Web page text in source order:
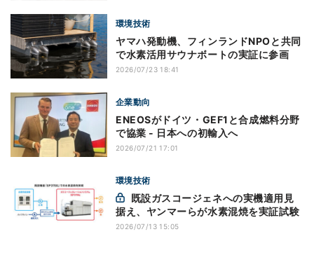
環境技術
ヤマハ発動機、フィンランドNPOと共同
で水素活用サウナボートの実証に参画
2026/07/23 18:41
企業動向
ENEOSがドイツ・GEF1と合成燃料分野
で協業 - 日本への初輸入へ
2026/07/21 17:01
環境技術
据え、ヤンマーらが水素混焼を実証試験
2026/07/13 15:05